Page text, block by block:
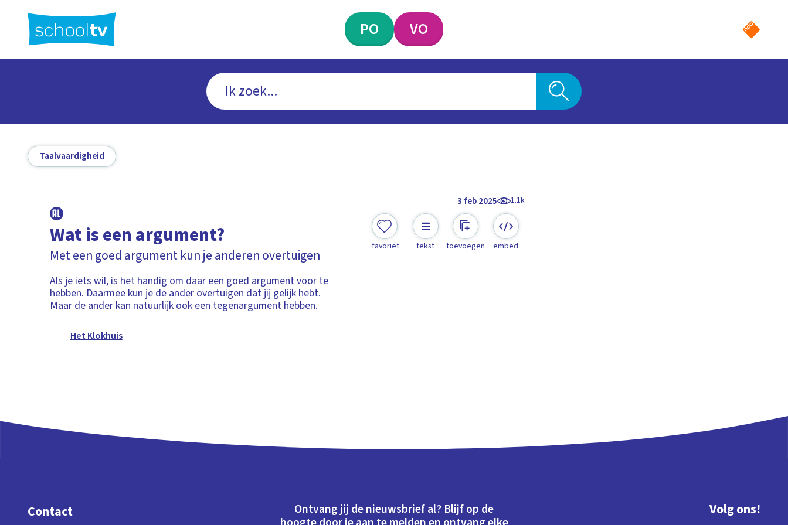
hoofdinhoud
PO VO
Taalvaardigheid
3 feb 2025 1.1k
Wat is een argument?
Met een goed argument kun je anderen overtuigen
Als je iets wil, is het handig om daar een goed argument voor te
hebben. Daarmee kun je de ander overtuigen dat jij gelijk hebt.
Maar de ander kan natuurlijk ook een tegenargument hebben.
Het Klokhuis
favoriet tekst toevoegen embed
Contact
Ontvang jij de nieuwsbrief al? Blijf op de
Volg ons!